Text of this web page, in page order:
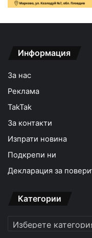
Информация
За нас
Реклама
TakTak
За контакти
Изпрати новина
Подкрепи ни
Декларация за
Категории
Категории